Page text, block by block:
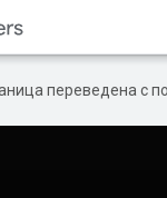
переведена с